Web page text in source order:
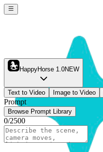
HappyHorse 1.0NEW
Text to Video Image to Video
Prompt
Browse Prompt Library
0/2500